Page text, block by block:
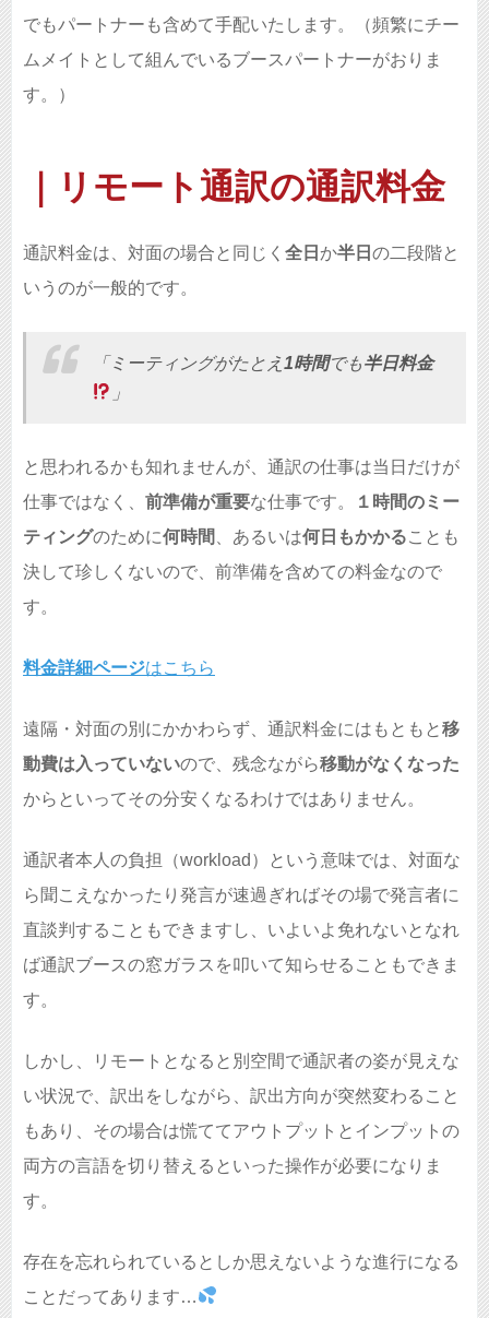
でもパートナーも含めて手配いたします。（頻繁にチー
ムメイトとして組んでいるブースパートナーがおりま
す。）
｜リモート通訳の通訳料金
通訳料金は、対面の場合と同じく 全日 か半日 の二段階と
いうのが一般的です。
「ミーティングがたとえ1時間でも半日料金
」
と思われるかも知れませんが、通訳の仕事は当日だけが
仕事ではなく、 前準備が重要な仕事です。
１時間のミー
ティングのために何時間 、あるいは何日もかかることも
決して珍しくないので、前準備を含めての料金なので
す。
料金詳細ページはこちら
遠隔・対面の別にかかわらず、通訳料金にはもともと移
動費は入っていないので、残念ながら移動がなくなった
からといってその分安くなるわけではありません。
通訳者本人の負担（workload）という意味では、対面な
ら聞こえなかったり発言が速過ぎればその場で発言者に
直談判することもできますし、いよいよ免れないとなれ
ば通訳ブースの窓ガラスを叩いて知らせることもできま
す。
しかし、リモートとなると別空間で通訳者の姿が見えな
い状況で、訳出をしながら、訳出方向が突然変わること
もあり、その場合は慌ててアウトプットとインプットの
両方の言語を切り替えるといった操作が必要になりま
す。
存在を忘れられているとしか思えないような進行になる
ことだってあります…